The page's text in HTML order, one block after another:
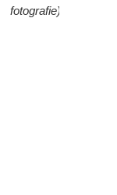
fotografie)